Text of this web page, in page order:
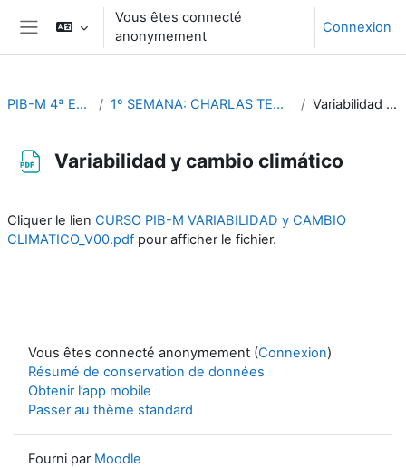
Passer au contenu principal
Panneau latéral
Vous êtes connecté
anonymement
Connexion
PIB-M 4ª Ed. (fase práctica) 1º SEMANA: CHARLAS TEMÁTICAS (Del 4 al 8 de septiembre) Variabilidad y cambio climático
Variabilidad y cambio climático
Cliquer le lien CURSO PIB-M VARIABILIDAD y CAMBIO
CLIMATICO_V00.pdf pour afficher le fichier.
Vous êtes connecté anonymement (Connexion)
Résumé de conservation de données
Obtenir l’app mobile
Passer au thème standard
Fourni par Moodle